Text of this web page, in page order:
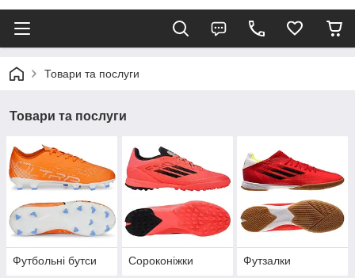
Товари та послуги
Товари та послуги
Футбольні бутси Сороконіжки Футзалки